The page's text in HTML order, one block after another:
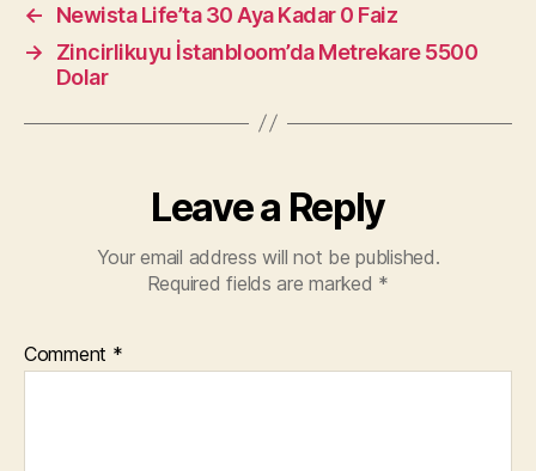
←
Newista Life’ta 30 Aya Kadar 0 Faiz
→
Zincirlikuyu İstanbloom’da Metrekare 5500
Dolar
Leave a Reply
Your email address will not be published.
Required fields are marked *
Comment *